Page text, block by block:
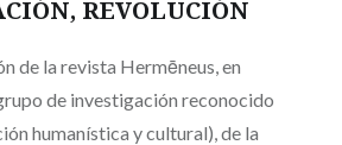
REVOLUCIÓN
de la revista Hermēneus, en
de investigación reconocido
humanística y cultural), de la